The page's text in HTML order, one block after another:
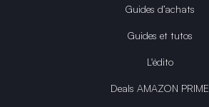
Guides d’achats
Guides et tutos
L'édito
Deals AMAZON PRIME